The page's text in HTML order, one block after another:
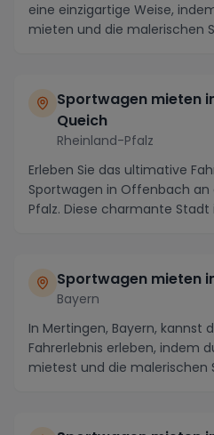
eine einzigartige Weise,
mieten und die malerischen
Sportwagen mieten
Queich
Rheinland-Pfalz
Erleben Sie das ultimative
Sportwagen in Offenbach an
Pfalz. Diese charmante Stadt
Sportwagen mieten
Bayern
In Mertingen, Bayern, kannst
Fahrerlebnis erleben, indem
mietest und die malerischen